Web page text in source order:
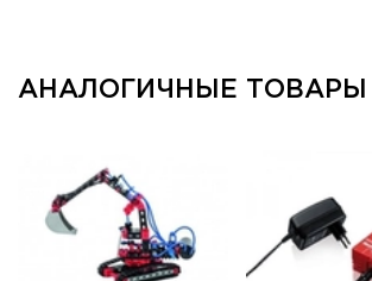
АНАЛОГИЧНЫЕ ТОВАРЫ